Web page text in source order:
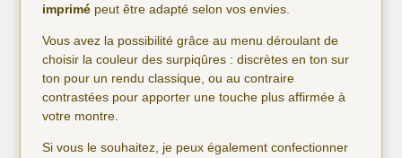
imprimé peut être adapté selon vos envies.
Vous avez la possibilité grâce au menu déroulant de
choisir la couleur des surpiqûres : discrètes en ton sur
ton pour un rendu classique, ou au contraire
contrastées pour apporter une touche plus affirmée à
votre montre.
Si vous le souhaitez, je peux également confectionner